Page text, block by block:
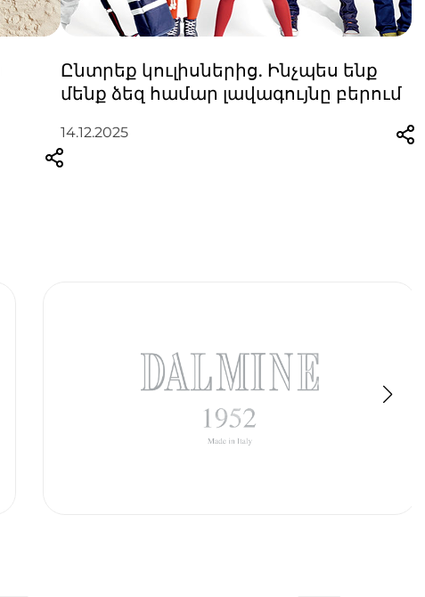
Ընտրեք կուլիսներից. Ինչպես ենք
մենք ձեզ համար լավագույնը բերում
14.12.2025